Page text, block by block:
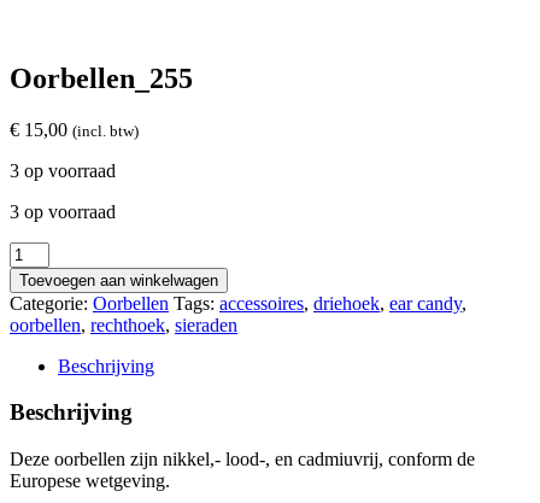
Oorbellen_255
€ 15,00 (incl. btw)
3 op voorraad
3 op voorraad
Oorbellen_255
aantal
Toevoegen aan winkelwagen
Categorie: Oorbellen Tags: accessoires, driehoek, ear candy,
oorbellen, rechthoek, sieraden
Beschrijving
Beschrijving
Deze oorbellen zijn nikkel,- lood-, en cadmiuvrij, conform de
Europese wetgeving.